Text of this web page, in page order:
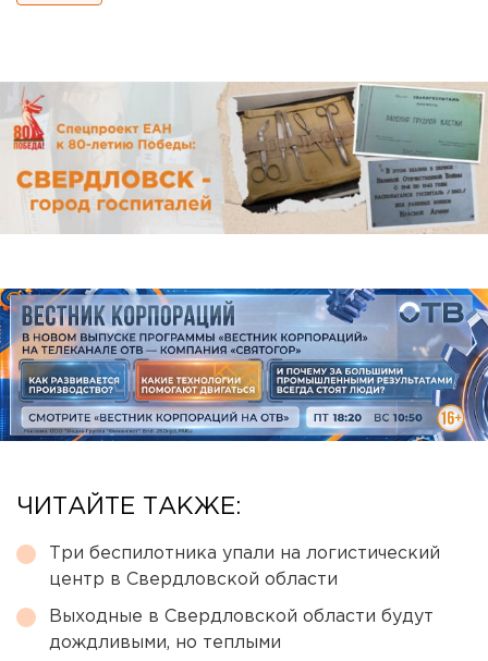
ЧИТАЙТЕ ТАКЖЕ:
Три беспилотника упали на логистический
центр в Свердловской области
Выходные в Свердловской области будут
дождливыми, но теплыми